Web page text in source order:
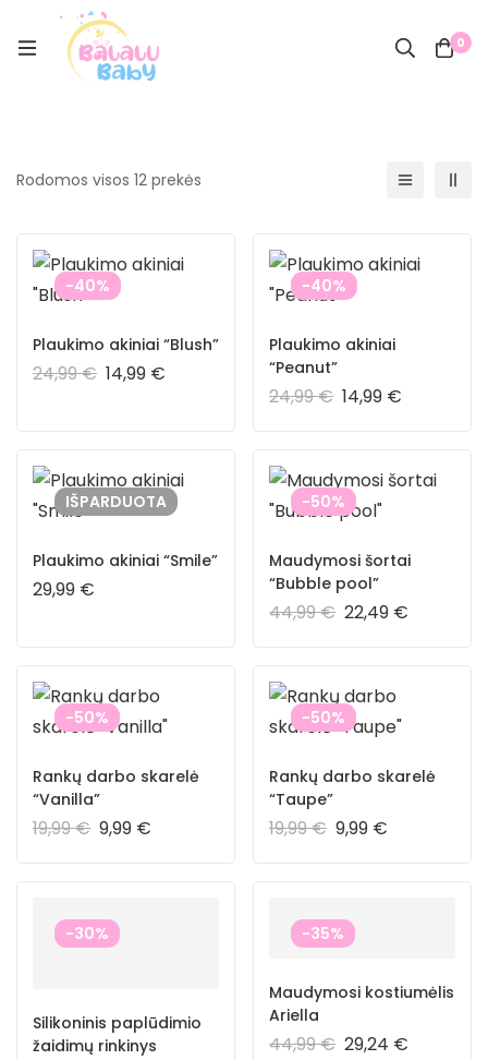
0
Rodomos visos 12 prekės
-40%
Plaukimo akiniai “Blush”
24,99€ 14,99 €
-40%
Plaukimo akiniai
“Peanut”
24,99€ 14,99 €
IŠPARDUOTA
Plaukimo akiniai “Smile”
29,99 €
-50%
Maudymosi šortai
“Bubble pool”
44,99€ 22,49 €
-50%
Rankų darbo skarelė
“Vanilla”
19,99€ 9,99 €
-50%
Rankų darbo skarelė
“Taupe”
19,99€ 9,99 €
-30%
Silikoninis paplūdimio
žaidimų rinkinys
-35%
Maudymosi kostiumėlis
Ariella
44,99€ 29,24 €